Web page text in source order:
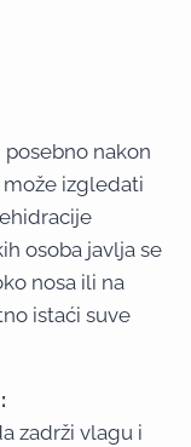
nakon
izgledati
osoba javlja se
nosa ili na
istaći suve
zadrži vlagu i